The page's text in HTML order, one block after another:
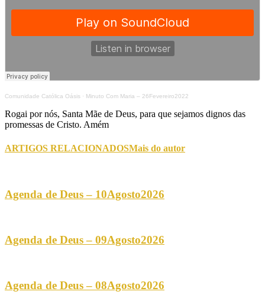
Comunidade Católica Oásis · Minuto Com Maria – 26Fevereiro2022
Rogai por nós, Santa Mãe de Deus, para que sejamos dignos das
promessas de Cristo. Amém
ARTIGOS RELACIONADOSMais do autor
Agenda de Deus – 10Agosto2026
Agenda de Deus – 09Agosto2026
Agenda de Deus – 08Agosto2026